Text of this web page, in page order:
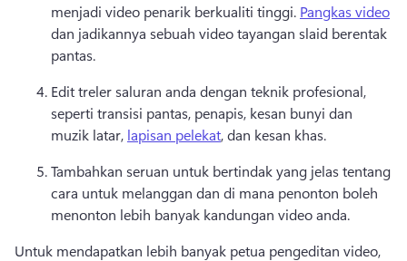
menjadi video penarik berkualiti tinggi. Pangkas video
dan jadikannya sebuah video tayangan slaid berentak
pantas.
Edit treler saluran anda dengan teknik profesional,
seperti transisi pantas, penapis, kesan bunyi dan
muzik latar, lapisan pelekat, dan kesan khas.
Tambahkan seruan untuk bertindak yang jelas tentang
cara untuk melanggan dan di mana penonton boleh
menonton lebih banyak kandungan video anda.
Untuk mendapatkan lebih banyak petua pengeditan video,